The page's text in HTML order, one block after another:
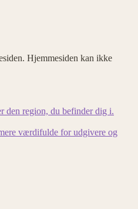
Hjemmesiden kan ikke
den region, du befinder dig i.
værdifulde for udgivere og